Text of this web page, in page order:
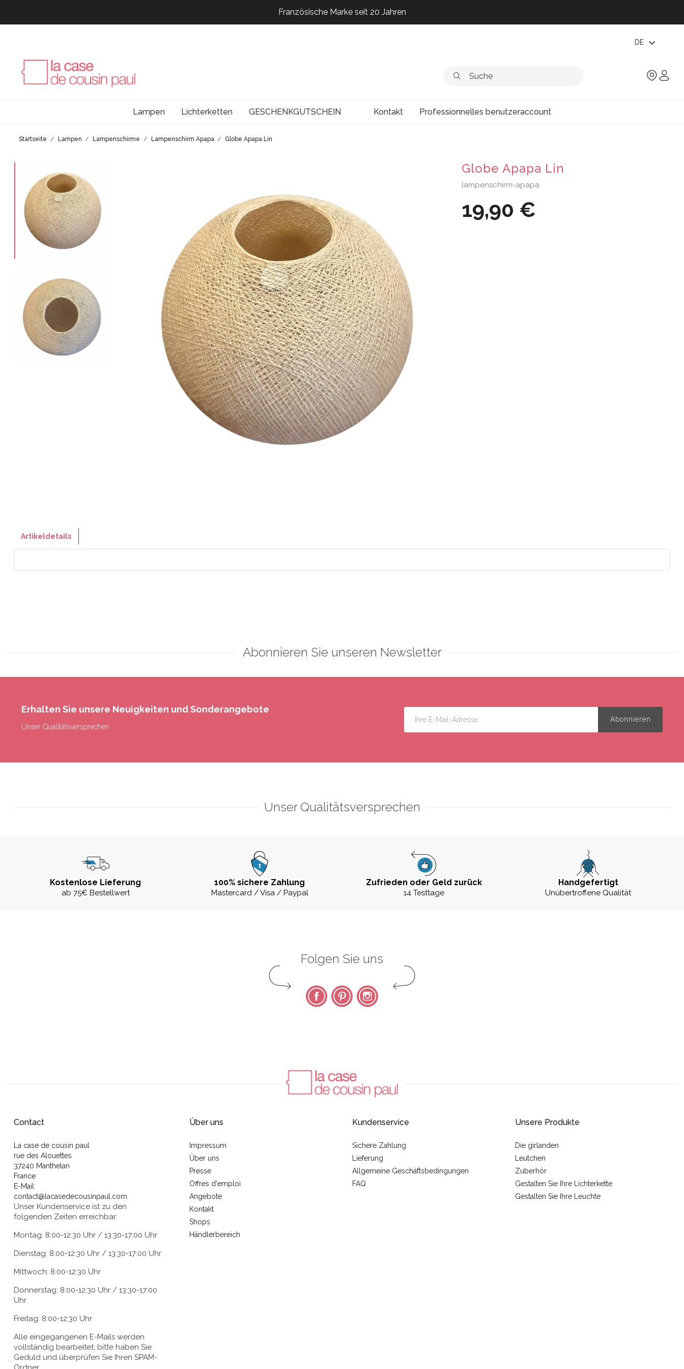
Französische Marke seit 20 Jahren
Französische Marke seit 20 Jahren
DE expand_more
Lampen Lichterketten GESCHENKGUTSCHEIN Kontakt Professionnelles benutzeraccount
Startseite Lampen Lampenschirme Lampenschirm Apapa Globe Apapa Lin
Globe Apapa Lin
lampenschirm-apapa
19,90 €
Artikeldetails
Abonnieren Sie unseren Newsletter
Erhalten Sie unsere Neuigkeiten und Sonderangebote
Unser Qualitätsversprechen
Unser Qualitätsversprechen
Kostenlose Lieferung
ab 75€ Bestellwert
100% sichere Zahlung
Mastercard / Visa / Paypal
Zufrieden oder Geld zurück
14 Testtage
Handgefertigt
Unübertroffene Qualität
Folgen Sie uns
FacebookPinterest Instagram
Contact
La case de cousin paul
rue des Alouettes
37240 Manthelan
France
E-Mail:
contact@lacasedecousinpaul.com
Unser Kundenservice ist zu den
folgenden Zeiten erreichbar:
Montag: 8:00-12:30 Uhr / 13:30-17:00 Uhr
Dienstag: 8:00-12:30 Uhr / 13:30-17:00 Uhr
Mittwoch: 8:00-12:30 Uhr
Donnerstag: 8:00-12:30 Uhr / 13:30-17:00
Uhr
Freitag: 8:00-12:30 Uhr
Alle eingegangenen E-Mails werden
vollständig bearbeitet; bitte haben Sie
Geduld und überprüfen Sie Ihren SPAM-
Über uns
Impressum
Über uns
Presse
Offres d'emploi
Angebote
Kontakt
Shops
Händlerbereich
Kundenservice
Sichere Zahlung
Lieferung
Allgemeine Geschäftsbedingungen
FAQ
Unsere Produkte
Die girlanden
Leutchen
Zuberhör
Gestalten Sie Ihre Lichterkette
Gestalten Sie Ihre Leuchte